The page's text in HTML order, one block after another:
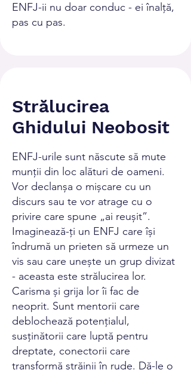
ENFJ-ii nu doar conduc - ei înalță,
pas cu pas.
Strălucirea
Ghidului Neobosit
ENFJ-urile sunt născute să mute
munții din loc alături de oameni.
Vor declanșa o mișcare cu un
discurs sau te vor atrage cu o
privire care spune „ai reușit”.
Imaginează-ți un ENFJ care își
îndrumă un prieten să urmeze un
vis sau care unește un grup divizat
- aceasta este strălucirea lor.
Carisma și grija lor îi fac de
neoprit. Sunt mentorii care
deblochează potențialul,
susținătorii care luptă pentru
dreptate, conectorii care
transformă străinii în rude. Dă-le o